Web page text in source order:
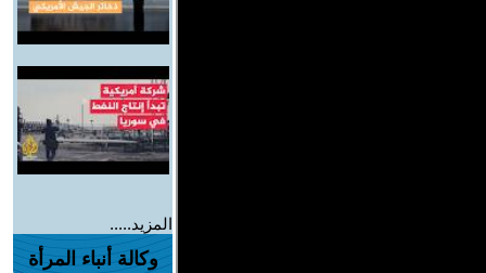
المزيد.....
وكالة أنباء المرأة